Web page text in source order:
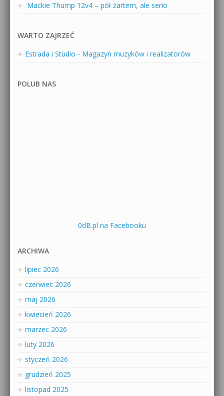
Mackie Thump 12v4 – pół żartem, ale serio
WARTO ZAJRZEĆ
Estrada i Studio - Magazyn muzyków i realizatorów
POLUB NAS
0dB.pl na Facebooku
ARCHIWA
lipiec 2026
czerwiec 2026
maj 2026
kwiecień 2026
marzec 2026
luty 2026
styczeń 2026
grudzień 2025
listopad 2025